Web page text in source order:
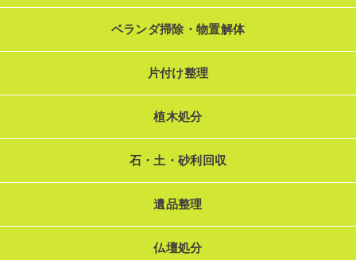
ベランダ掃除・物置解体
片付け整理
植木処分
石・土・砂利回収
遺品整理
仏壇処分